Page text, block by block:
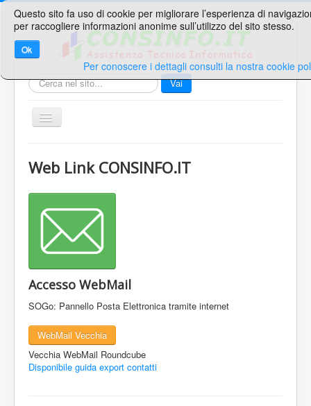
Cerca... Vai
TPL_PROTOSTAR_TOGGLE_MENU
Ricerche Veloci
Web Mail
Area Supporto
Area Clienti
Contatti
Sei qui: Home Web Mail
Web Link CONSINFO.IT
Accesso WebMail
SOGo: Pannello Posta Elettronica tramite internet
WebMail Vecchia
Vecchia WebMail Roundcube
Disponibile guida export contatti
Questo sito fa uso di cookie per migliorare l’esperienza di
per raccogliere informazioni anonime sull’utilizzo del sito stesso.
Ok
Per conoscere i dettagli consulti la nostra cookie